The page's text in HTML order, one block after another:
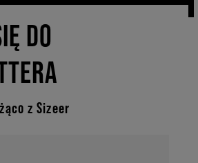
DO
z Sizeer